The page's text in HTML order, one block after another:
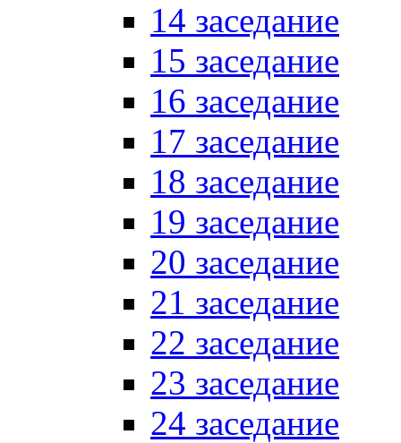
14 заседание
15 заседание
16 заседание
17 заседание
18 заседание
19 заседание
20 заседание
21 заседание
22 заседание
23 заседание
24 заседание